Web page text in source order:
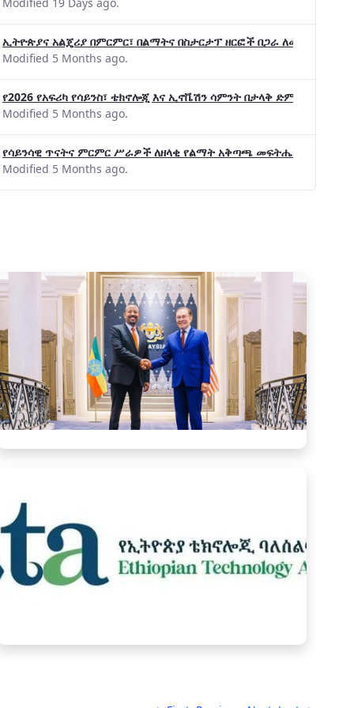
ኢትዮጵያና አልጄሪያ በምርምር፣ በልማትና በስታርታፕ ዘርፎች በጋራ ለመስራት መከሩ፡፡
Modified 5 Months ago.
የ2026 የአፍሪካ የሳይንስ፣ ቴክኖሎጂ እና ኢኖቬሽን ሳምንት በታላቅ ድምቀት
Modified 5 Months ago.
የሳይንሳዊ ጥናትና ምርምር ሥራዎች ለዘላቂ የልማት አቅጣጫ መፍትሔ ጠቋሚ
Modified 5 Months ago.